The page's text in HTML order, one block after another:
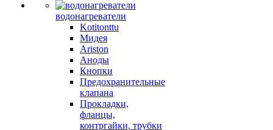
водонагреватели
Kotitonttu
Мидея
Ariston
Аноды
Кнопки
Предохранительные
клапана
Прокладки,
фланцы,
контргайки, трубки